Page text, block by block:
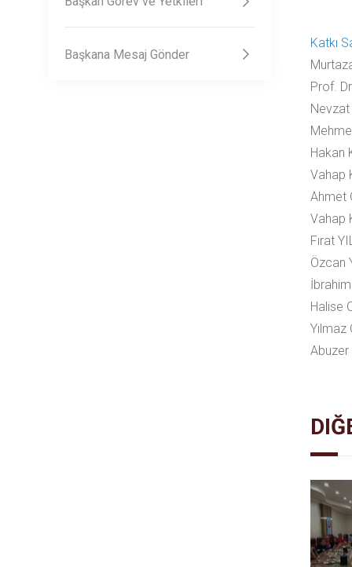
Başkana Mesaj Gönder
Katkı
Prof.
Fırat